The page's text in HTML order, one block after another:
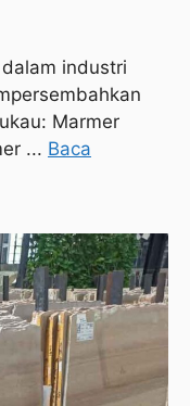
industri
Marmer
... Baca